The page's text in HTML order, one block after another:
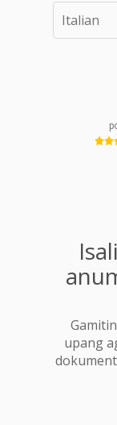
upang